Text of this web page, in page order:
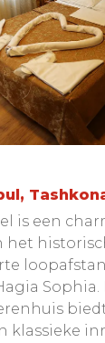
is een
klassieke